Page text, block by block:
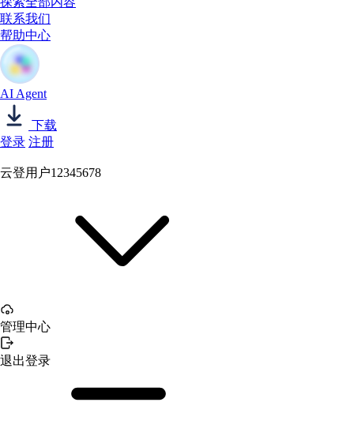
联系我们
帮助中心
AI Agent
下载
登录 注册
云登用户12345678
管理中心
退出登录